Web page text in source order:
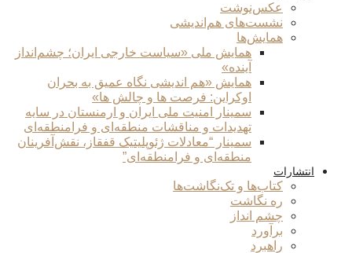
عکس‌نوشت
نشست‌های هم‌اندیشی
همایش‌ها
همایش ملی «سیاست خارجی ایران؛ چشم‌انداز
آینده»
همایش «هم اندیشی نگاه عمیق به بحران
اوکراین: فرصت ها و چالش ها»
سمینار امنیت ملی ایران و ارمنستان در سایه
تهدیدات و مناقشات منطقه‌ای و فرامنطقه‌ای
سمینار “معادلات ژئوپلیتیک قفقاز، نقش‌آفرینان
منطقه‌ای و فرامنطقه‌ای”
انتشارات
کتاب‌ها و تک‌نگاشت‌ها
ره نگاشت
چشم انداز
برآورد
راهبرد